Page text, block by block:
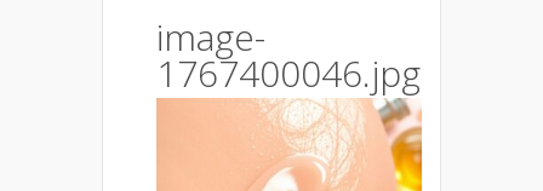
image-
1767400046.jpg